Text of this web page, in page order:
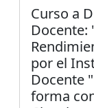
Curso a
Docente:
por el
Docente
forma